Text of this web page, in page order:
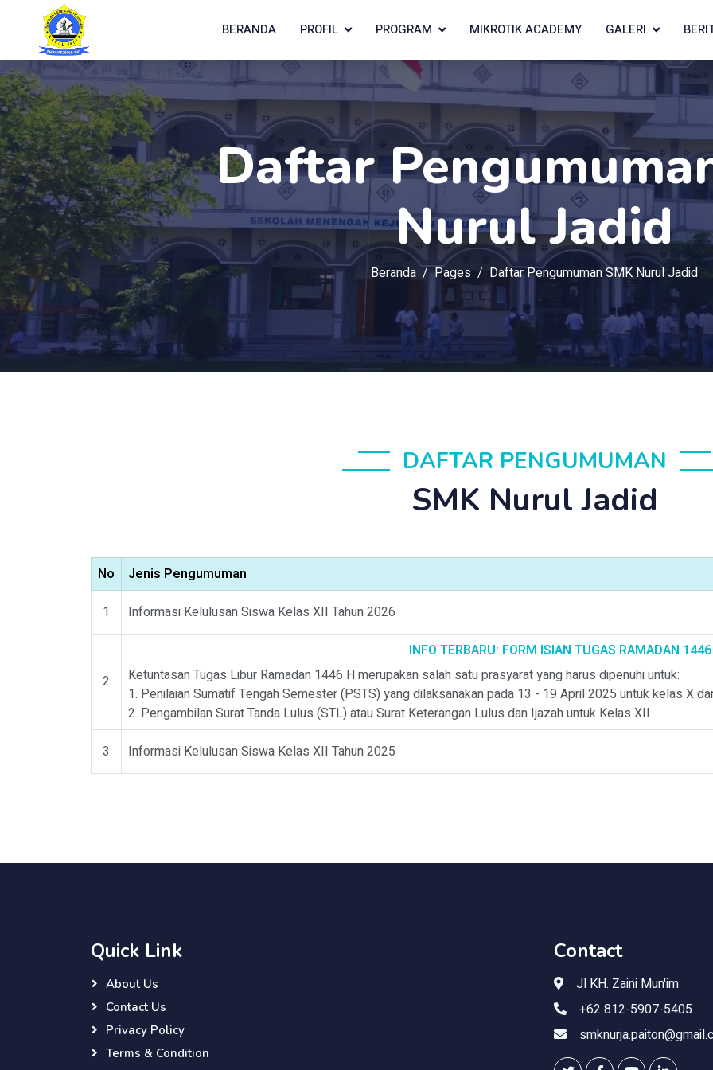
BERANDA PROFIL PROGRAM MIKROTIK ACADEMY GALERI
Daftar
Nurul Jadid
Beranda Pages Daftar Pengumuman SMK Nurul Jadid
DAFTAR PENGUMUMAN
SMK Nurul Jadid
No Jenis Pengumuman
1
Informasi Kelulusan Siswa Kelas XII Tahun 2026
2
INFO TERBARU: FORM ISIAN TUGAS RAMADAN
Ketuntasan Tugas Libur Ramadan 1446 H merupakan salah satu prasyarat yang harus dipenuhi untuk:
1. Penilaian Sumatif Tengah Semester (PSTS) yang dilaksanakan pada 13 - 19 April 2025 untuk kelas X
2. Pengambilan Surat Tanda Lulus (STL) atau Surat Keterangan Lulus dan Ijazah untuk Kelas XII
3 Informasi Kelulusan Siswa Kelas XII Tahun 2025
Quick Link
About Us
Contact Us
Privacy Policy
Terms & Condition
Contact
Jl KH. Zaini Mun'im
+62 812-5907-5405